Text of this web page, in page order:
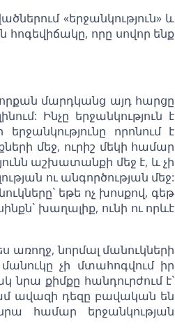
«երջանկություն» և
որը սովոր ենք
մարդկանց այդ հարցը
Ինչը երջանկություն է
որոնում է
մեջ, ուրիշ մեկի համար
աշխատանքի մեջ է, և չի
ու անգործության մեջ:
եթե ոչ խոսքով, գեթ
խաղալիք, ունի ու որևէ
առողջ, նորմալ մանուկների
չի մտահոգվում իր
քիմքը հանդուրժում է`
ավազի դեզը բավական են
համար երջանկության